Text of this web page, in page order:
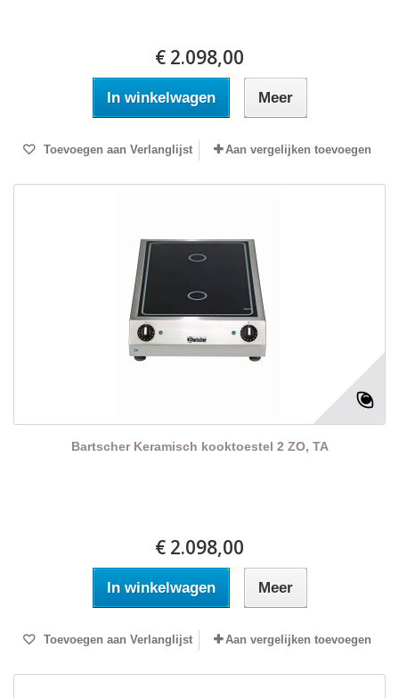
€ 2.098,00
In winkelwagen Meer
Toevoegen aan Verlanglijst Aan vergelijken toevoegen
Bartscher Keramisch kooktoestel 2 ZO, TA
€ 2.098,00
In winkelwagen Meer
Toevoegen aan Verlanglijst Aan vergelijken toevoegen